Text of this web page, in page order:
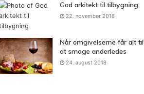
God arkitekt til tilbygning
22. november 2018
Når omgivelserne får alt til
at smage anderledes
24. august 2018